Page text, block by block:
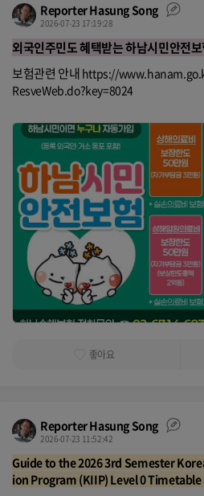
Reporter Hasung Song
2026-07-23 17:19:28
외국인주민도 혜택받는 하남시민안전
보험관련 안내 https://
ResveWeb.do?key=8024
좋아요
Reporter Hasung Song
2026-07-23 11:52:42
Guide to the 2026 3rd Semester
ion Program (KIIP) Level 0